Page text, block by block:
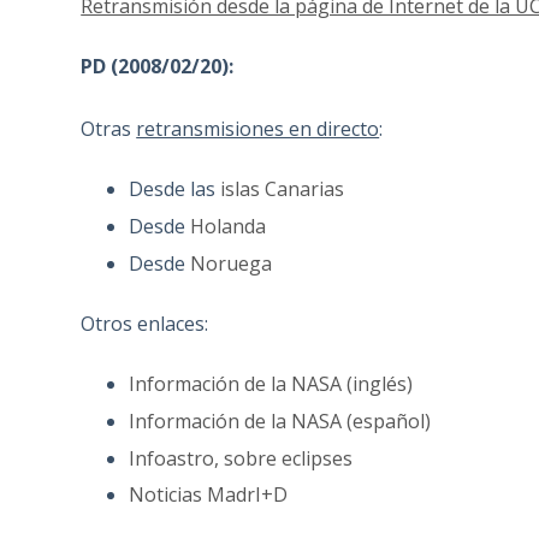
Retransmisión desde la página de Internet de la
PD (2008/02/20):
Otras retransmisiones en directo:
Desde las islas Canarias
Desde Holanda
Desde Noruega
Otros enlaces:
Información de la NASA (inglés)
Información de la NASA (español)
Infoastro, sobre eclipses
Noticias MadrI+D